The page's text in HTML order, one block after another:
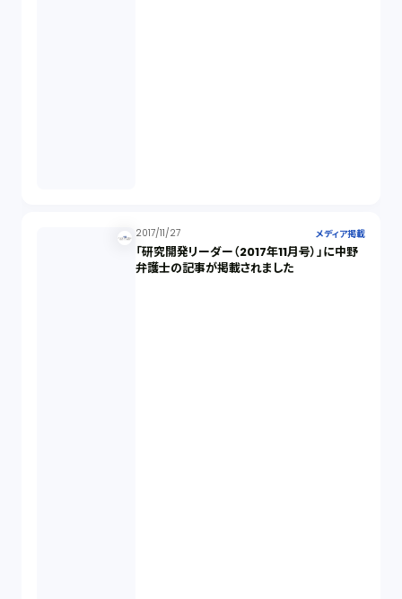
2017/11/27 メディア掲載
「研究開発リーダー（2017年11月号）」に中野
弁護士の記事が掲載されました